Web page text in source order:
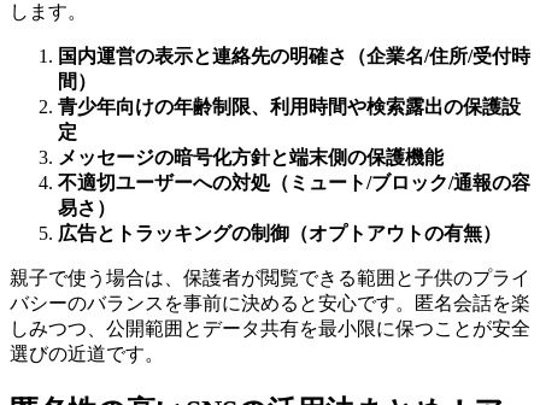
します。
国内運営の表示と連絡先の明確さ（企業名/住所/受付時
間）
青少年向けの年齢制限、利用時間や検索露出の保護設
定
メッセージの暗号化方針と端末側の保護機能
不適切ユーザーへの対処（ミュート/ブロック/通報の容
易さ）
広告とトラッキングの制御（オプトアウトの有無）
親子で使う場合は、保護者が閲覧できる範囲と子供のプライ
バシーのバランスを事前に決めると安心です。匿名会話を楽
しみつつ、公開範囲とデータ共有を最小限に保つことが安全
選びの近道です。